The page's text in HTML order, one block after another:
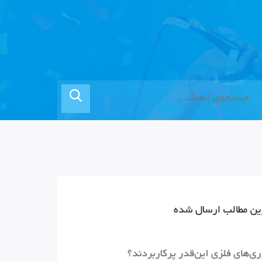
مطالب ارسال شده
فلزی این‌قدر پرکاربردند؟